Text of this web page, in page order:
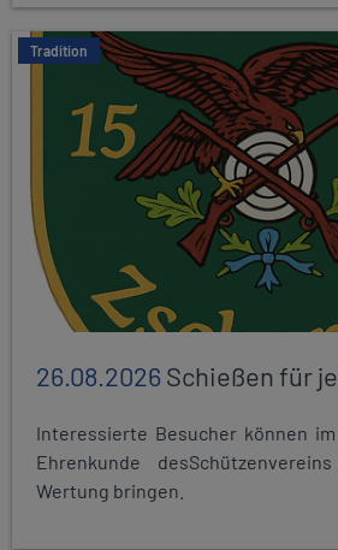
Tradition
26.08.2026Schießen für
Interessierte Besucher können
Ehrenkunde
Wertung bringen.